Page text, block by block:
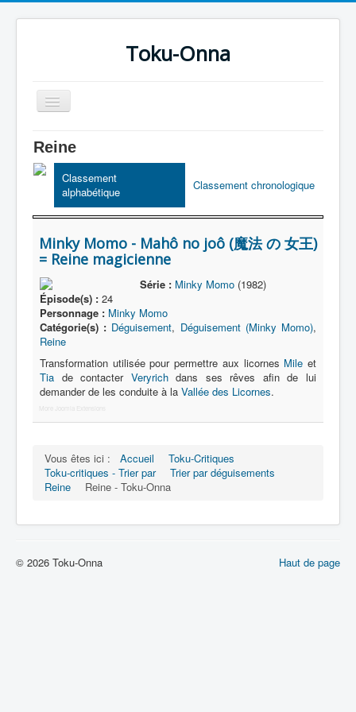
Toku-Onna
Basculer
la
Accueil
Toku-Actrices
Toku-Critiques
Séries
Films
COSAA
Dessins
Artiste Asperger
Lexique
Série
Personnage
Équipement
Reine
Classement
alphabétique
Classement chronologique
Minky Momo - Mahô no joô (魔法 の 女王)
= Reine magicienne
Série : Minky Momo(1982)
Épisode(s) : 24
Personnage : Minky Momo
Catégorie(s) : Déguisement, Déguisement (Minky Momo),
Reine
Transformation utilisée pour permettre aux licornes Mile et
Tia de contacter Veryrichdans ses rêves afin de lui
demander de les conduite à la Vallée des Licornes.
More Joomla Extensions
Vous êtes ici : Accueil
Toku-Critiques
Toku-critiques - Trier par
Trier par déguisements
Reine
Reine - Toku-Onna
Haut de page
© 2026 Toku-Onna